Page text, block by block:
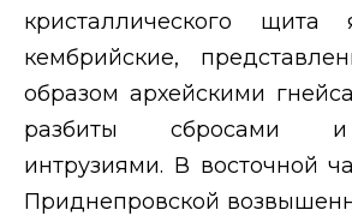
кристаллического щита
кембрийские,
образом архейскими
разбиты сбросами
интрузиями. В восточной
Приднепровской